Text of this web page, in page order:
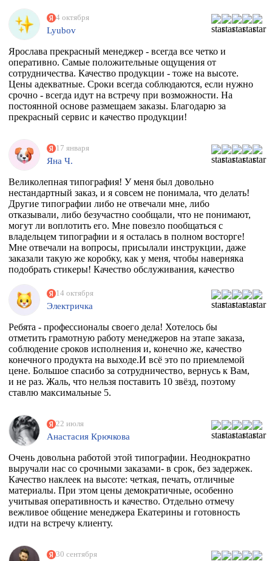
4 октября
Lyubov
Ярослава прекрасный менеджер - всегда все четко и
оперативно. Самые положительные ощущения от
сотрудничества. Качество продукции - тоже на высоте.
Цены адекватные. Сроки всегда соблюдаются, если нужно
срочно - всегда идут на встречу при возможности. На
постоянной основе размещаем заказы. Благодарю за
прекрасный сервис и качество продукции!
17 января
Яна Ч.
Великолепная типография! У меня был довольно
нестандартный заказ, и я совсем не понимала, что делать!
Другие типографии либо не отвечали мне, либо
отказывали, либо безучастно сообщали, что не понимают,
могут ли воплотить его. Мне повезло пообщаться с
владельцем типографии и я осталась в полном восторге!
Мне отвечали на вопросы, присылали инструкции, даже
заказали такую же коробку, как у меня, чтобы наверняка
подобрать стикеры! Качество обслуживания, качество
14 октября
Электричка
Ребята - профессионалы своего дела! Хотелось бы
отметить грамотную работу менеджеров на этапе заказа,
соблюдение сроков исполнения и, конечно же, качество
конечного продукта на выходе.И всё это по приемлемой
цене. Большое спасибо за сотрудничество, вернусь к Вам,
и не раз. Жаль, что нельзя поставить 10 звёзд, поэтому
ставлю максимальные 5.
22 июля
Анастасия Крючкова
Очень довольна работой этой типографии. Неоднократно
выручали нас со срочными заказами- в срок, без задержек.
Качество наклеек на высоте: четкая, печать, отличные
материалы. При этом цены демократичные, особенно
учитывая оперативность и качество. Отдельно отмечу
вежливое общение менеджера Екатерины и готовность
идти на встречу клиенту.
30 сентября